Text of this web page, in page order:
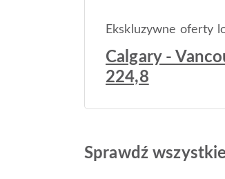
Ekskluzywne oferty
Calgary -
224,8
Sprawdź